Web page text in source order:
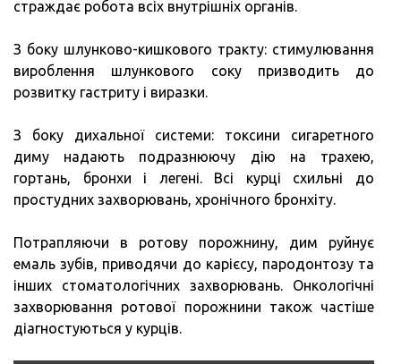
страждає робота всіх внутрішніх органів.
З боку шлунково-кишкового тракту: стимулювання
вироблення шлункового соку призводить до
розвитку гастриту і виразки.
З боку дихальної системи: токсини сигаретного
диму надають подразнюючу дію на трахею,
гортань, бронхи і легені. Всі курці схильні до
простудних захворювань, хронічного бронхіту.
Потрапляючи в ротову порожнину, дим руйнує
емаль зубів, приводячи до карієсу, пародонтозу та
інших стоматологічних захворювань. Онкологічні
захворювання ротової порожнини також частіше
діагностуються у курців.